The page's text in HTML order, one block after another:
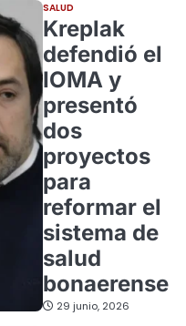
SALUD
Kreplak
defendió el
IOMA y
presentó
dos
proyectos
para
reformar el
sistema de
salud
bonaerense
29 junio, 2026